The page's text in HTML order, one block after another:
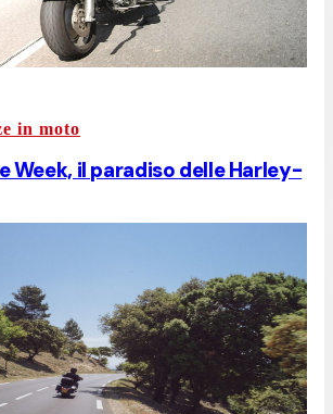
in moto
Week, il paradiso delle Harley-